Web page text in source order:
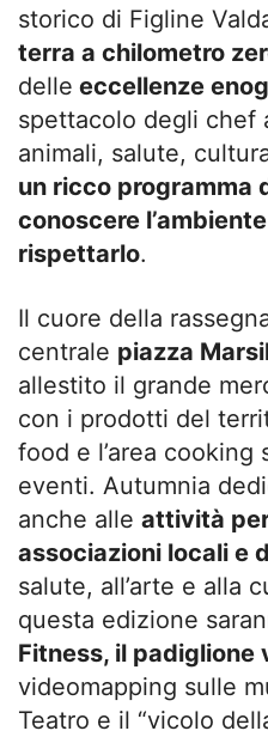
storico di Figline
terra a chilometro
delle eccellenze
spettacolo degli chef
animali, salute,
un ricco programma
conoscere
rispettarlo.
Il cuore della
centrale piazza
allestito il grande
con i prodotti del
food e l’area cooking
eventi. Autumnia
anche alle attività
associazioni locali e
salute, all’arte e alla
questa edizione
Fitness, il padiglione
videomapping sulle
Teatro e il “vicolo